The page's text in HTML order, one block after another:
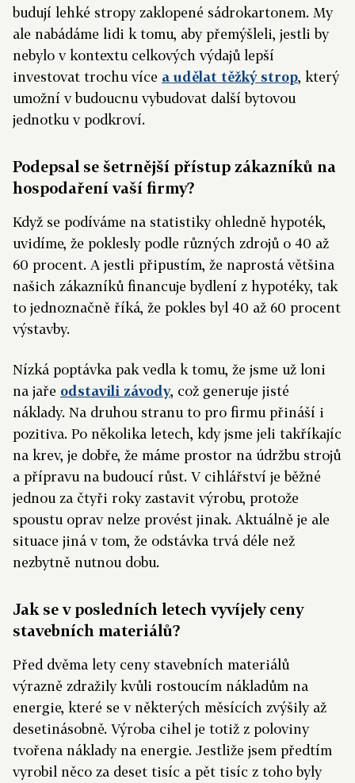
budují lehké stropy zaklopené sádrokartonem. My
ale nabádáme lidi k tomu, aby přemýšleli, jestli by
nebylo v kontextu celkových výdajů lepší
investovat trochu více a udělat těžký strop, který
umožní v budoucnu vybudovat další bytovou
jednotku v podkroví.
Podepsal se šetrnější přístup zákazníků na
hospodaření vaší firmy?
Když se podíváme na statistiky ohledně hypoték,
uvidíme, že poklesly podle různých zdrojů o 40 až
60 procent. A jestli připustím, že naprostá většina
našich zákazníků financuje bydlení z hypotéky, tak
to jednoznačně říká, že pokles byl 40 až 60 procent
výstavby.
Nízká poptávka pak vedla k tomu, že jsme už loni
na jaře odstavili závody, což generuje jisté
náklady. Na druhou stranu to pro firmu přináší i
pozitiva. Po několika letech, kdy jsme jeli takříkajíc
na krev, je dobře, že máme prostor na údržbu strojů
a přípravu na budoucí růst. V cihlářství je běžné
jednou za čtyři roky zastavit výrobu, protože
spoustu oprav nelze provést jinak. Aktuálně je ale
situace jiná v tom, že odstávka trvá déle než
nezbytně nutnou dobu.
Jak se v posledních letech vyvíjely ceny
stavebních materiálů?
Před dvěma lety ceny stavebních materiálů
výrazně zdražily kvůli rostoucím nákladům na
energie, které se v některých měsících zvýšily až
desetinásobně. Výroba cihel je totiž z poloviny
tvořena náklady na energie. Jestliže jsem předtím
vyrobil něco za deset tisíc a pět tisíc z toho byly